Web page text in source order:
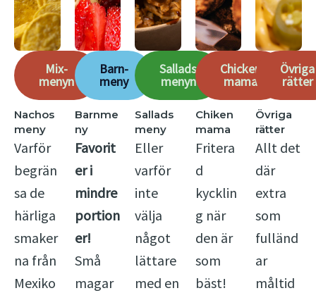
Mix-
menyn
Nachos
meny
Varför
begrän
sa de
härliga
smaker
na från
Mexiko
Barn-
meny
Barnme
ny
Favorit
er i
mindre
portion
er!
Små
magar
Sallads
menyn
Sallads
meny
Eller
varför
inte
välja
något
lättare
med en
Chicken
mama
Chiken
mama
Fritera
d
kycklin
g när
den är
som
bäst!
Övriga
rätter
Övriga
rätter
Allt det
där
extra
som
fulländ
ar
måltid